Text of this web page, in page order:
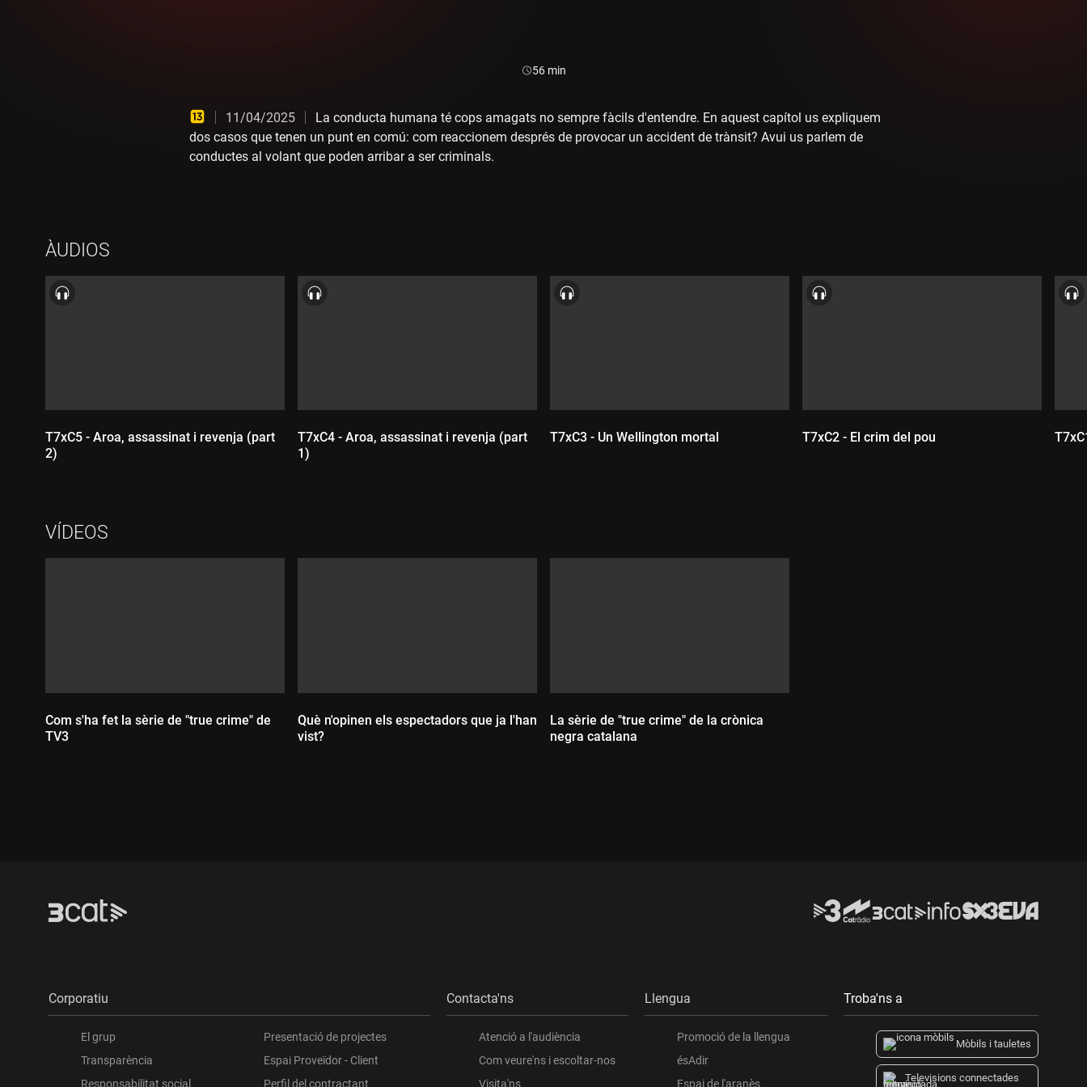
Durada:
56 min
11/04/2025
La conducta humana té cops amagats no sempre fàcils d'entendre. En aquest capítol us expliquem
dos casos que tenen un punt en comú: com reaccionem després de provocar un accident de trànsit? Avui us parlem de
conductes al volant que poden arribar a ser criminals.
ÀUDIOS
T7xC5 - Aroa, assassinat i revenja (part
2)
T7xC4 - Aroa, assassinat i revenja (part
1)
T7xC3 - Un Wellington mortal T7xC2 - El crim del pou
VÍDEOS
Com s'ha fet la sèrie de "true crime" de
TV3
Què n'opinen els espectadors que ja l'han
vist?
La sèrie de "true crime" de la crònica
negra catalana
Corporatiu
El grup
Transparència
Responsabilitat social
Presentació de projectes
Espai Proveïdor - Client
Perfil del contractant
Contacta'ns
Atenció a l'audiència
Com veure'ns i escoltar-nos
Visita'ns
Llengua
Promoció de la llengua
ésAdir
Espai de l'aranès
Troba'ns a
Mòbils i tauletes
Televisions connectades